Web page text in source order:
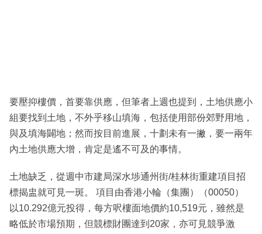
要壓抑樓價，首要靠供應，但筆者上週也提到，土地供應小
組要找到土地，不外乎移山填海，包括使用部份郊野用地，
與及填海闢地；然而按目前進展，十劃未有一撇，要一兩年
內土地供應大增，肯定是遙不可及的事情。
土地缺乏，從週中市建局深水埗通州街/桂林街重建項目招
標揭盅就可見一斑。 項目由香港小輪（集團）（00050）
以10.292億元投得，每方呎樓面地價約10,519元，雖然是
略低於市場預期，但競標財團達到20家，亦可見競爭激